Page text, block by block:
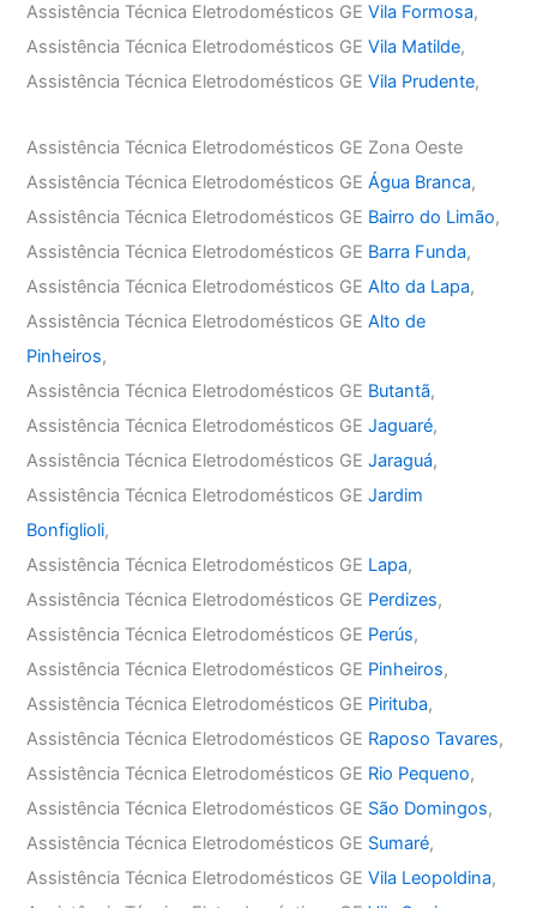
Assistência Técnica Eletrodomésticos GEVila Formosa,
Assistência Técnica Eletrodomésticos GEVila Matilde,
Assistência Técnica Eletrodomésticos GEVila Prudente,
Assistência Técnica Eletrodomésticos GE Zona Oeste
Assistência Técnica Eletrodomésticos GEÁgua Branca,
Assistência Técnica Eletrodomésticos GE Bairro do Limão,
Assistência Técnica Eletrodomésticos GE Barra Funda,
Assistência Técnica Eletrodomésticos GEAlto da Lapa,
Assistência Técnica Eletrodomésticos GEAlto de
Pinheiros,
Assistência Técnica Eletrodomésticos GE Butantã,
Assistência Técnica Eletrodomésticos GEJaguaré,
Assistência Técnica Eletrodomésticos GEJaraguá,
Assistência Técnica Eletrodomésticos GEJardim
Bonfiglioli,
Assistência Técnica Eletrodomésticos GE Lapa,
Assistência Técnica Eletrodomésticos GE Perdizes,
Assistência Técnica Eletrodomésticos GE Perús,
Assistência Técnica Eletrodomésticos GE Pinheiros,
Assistência Técnica Eletrodomésticos GE Pirituba,
Assistência Técnica Eletrodomésticos GE Raposo Tavares,
Assistência Técnica Eletrodomésticos GE Rio Pequeno,
Assistência Técnica Eletrodomésticos GE São Domingos,
Assistência Técnica Eletrodomésticos GE Sumaré,
Assistência Técnica Eletrodomésticos GEVila Leopoldina,